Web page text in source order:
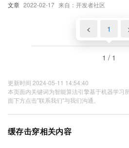
文章 2022-02-17 来自：开发者社区
< 1
1 / 1
更新时间 2024-05-11 14:54:40
本页面内关键词为智能算法引擎基于机器学习
面下方点击"联系我们"与我们沟通。
缓存击穿相关内容